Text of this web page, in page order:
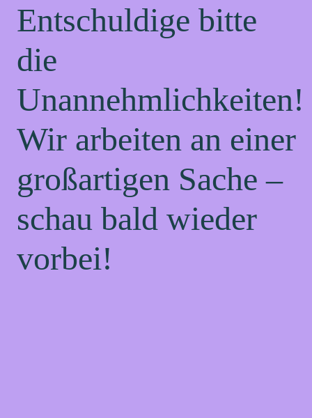
Entschuldige bitte
die
Unannehmlichkeiten!
Wir arbeiten an einer
großartigen Sache –
schau bald wieder
vorbei!